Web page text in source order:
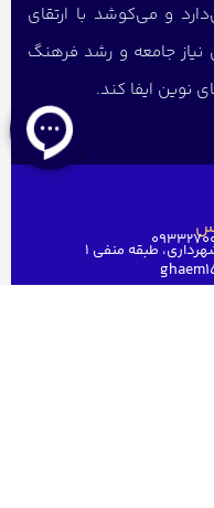
و می‌کوشد با ارتقای
جامعه و رشد فرهنگ
نوین ایفا کند.
طبقه منفی ۱